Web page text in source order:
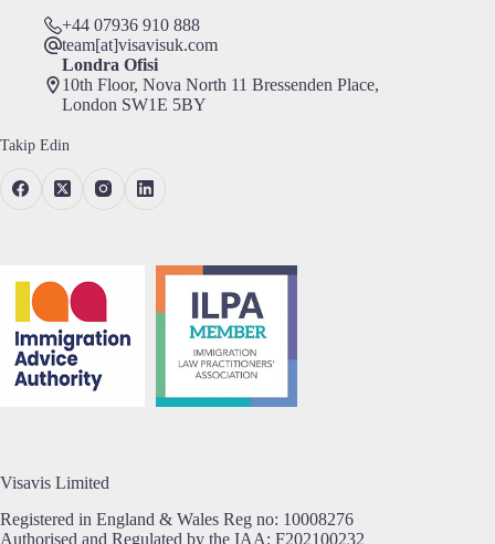
+44 07936 910 888
team[at]visavisuk.com
Londra Ofisi
10th Floor, Nova North 11 Bressenden Place,
London SW1E 5BY
Takip Edin
Visavis Limited
Registered in England & Wales Reg no: 10008276
Authorised and Regulated by the IAA: F202100232